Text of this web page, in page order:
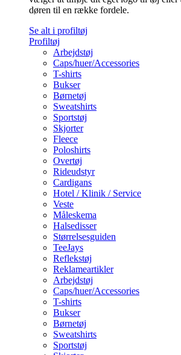
døren til en række fordele.
Se alt i profiltøj
Profiltøj
Arbejdstøj
Caps/huer/Accessories
T-shirts
Bukser
Børnetøj
Sweatshirts
Sportstøj
Skjorter
Fleece
Poloshirts
Overtøj
Rideudstyr
Cardigans
Hotel / Klinik / Service
Veste
Måleskema
Halsedisser
Størrelsesguiden
TeeJays
Reflekstøj
Reklameartikler
Arbejdstøj
Caps/huer/Accessories
T-shirts
Bukser
Børnetøj
Sweatshirts
Sportstøj